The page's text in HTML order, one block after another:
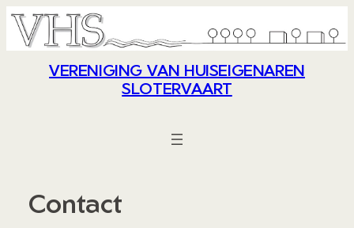
Ga
naar
de
VERENIGING VAN HUISEIGENAREN
SLOTERVAART
Contact